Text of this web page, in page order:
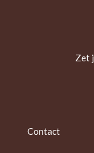
Zet
Contact